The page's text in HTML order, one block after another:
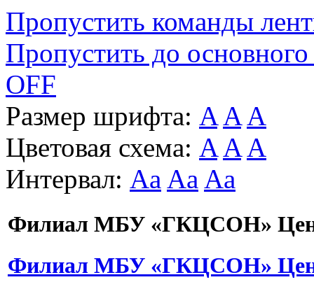
Пропустить команды
Пропустить до основного
OFF
Размер шрифта: A A A
Цветовая схема: A A A
Интервал: Aa Aa Aa
Филиал МБУ «ГКЦСОН»
Филиал МБУ «ГКЦСОН»